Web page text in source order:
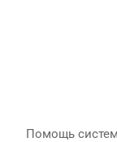
Помощь